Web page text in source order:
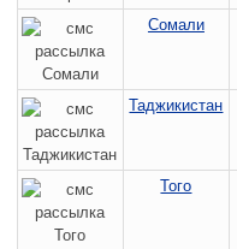
Сомали
Таджикистан
Того